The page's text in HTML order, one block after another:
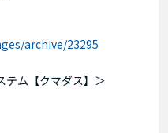
archive/23295
テム【クマダス】＞